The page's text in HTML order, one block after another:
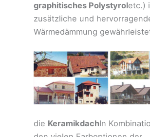
graphitisches Polystyroletc.)
zusätzliche und
Wärmedämmung
die KeramikdachIn